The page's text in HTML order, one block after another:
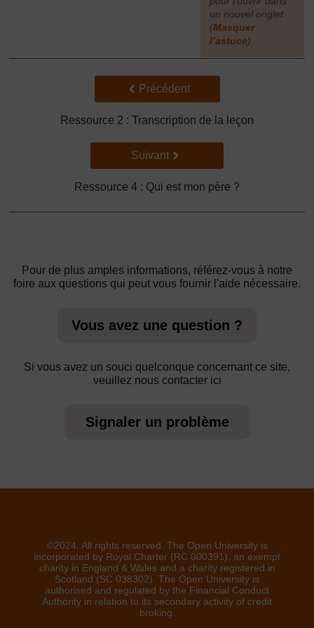
un nouvel onglet
(Masquer
l’astuce)
Précédent
Précédent
Ressource 2 : Transcription de la leçon
Suivant
Suivant
Ressource 4 : Qui est mon père ?
Pour de plus amples informations, référez-vous à notre
foire aux questions qui peut vous fournir l'aide nécessaire.
Vous avez une question ?
Si vous avez un souci quelconque concernant ce site,
veuillez nous contacter ici
Signaler un problème
©2024. All rights reserved. The Open University is
incorporated by Royal Charter (RC 000391), an exempt
charity in England & Wales and a charity registered in
Scotland (SC 038302). The Open University is
authorised and regulated by the Financial Conduct
Authority in relation to its secondary activity of credit
broking.